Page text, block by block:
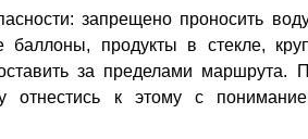
запрещено проносить
баллоны, продукты в стекле,
за пределами маршрута.
к этому с